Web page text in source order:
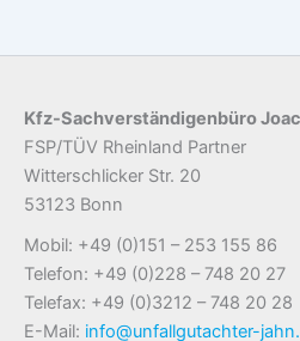
Kfz-Sachverständigenbüro
FSP/TÜV Rheinland Partner
Witterschlicker Str. 20
53123 Bonn
Mobil: +49 (0)151 – 253 155 86
Telefon: +49 (0)228 – 748 20 27
Telefax: +49 (0)3212 – 748 20 28
E-Mail: info@unfallgutachter-